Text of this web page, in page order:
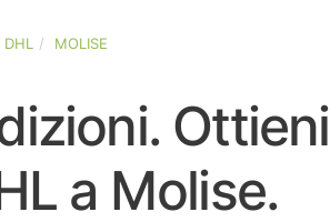
DHL MOLISE
Ottieni
a Molise.